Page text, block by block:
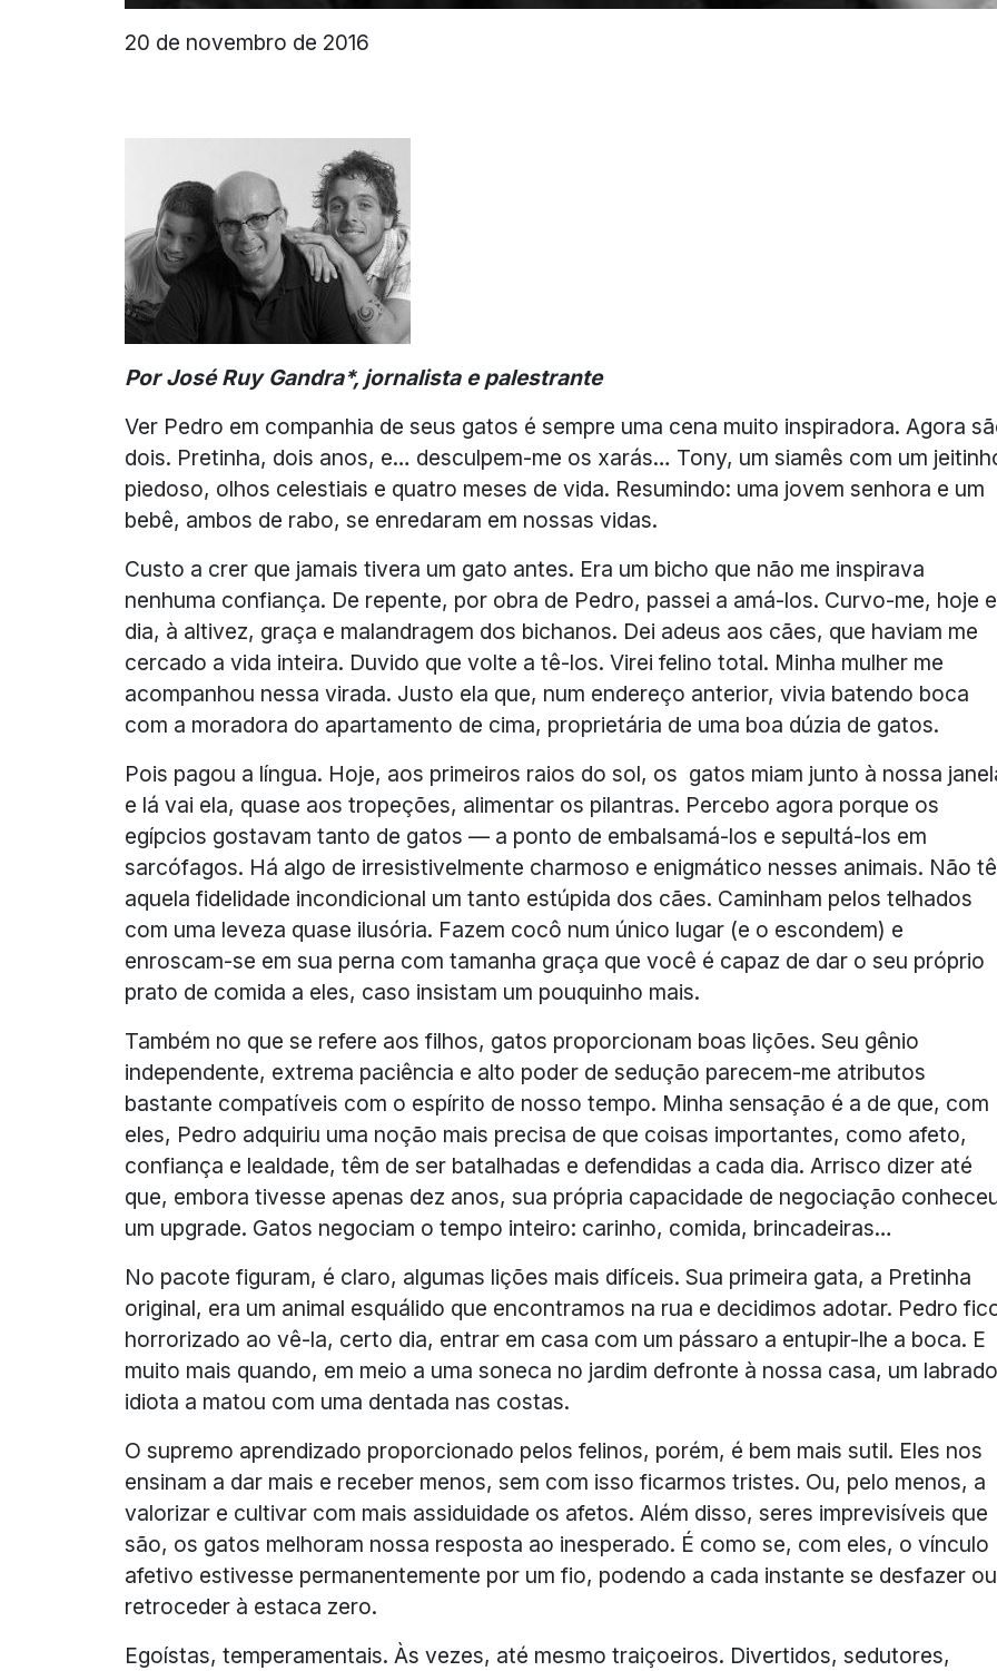
20 de novembro de 2016
Por José Ruy Gandra*, jornalista e palestrante
Ver Pedro em companhia de seus gatos é sempre uma cena muito inspiradora. Agora
dois. Pretinha, dois anos, e… desculpem-me os xarás… Tony, um siamês com um
piedoso, olhos celestiais e quatro meses de vida. Resumindo: uma jovem senhora e um
bebê, ambos de rabo, se enredaram em nossas vidas.
Custo a crer que jamais tivera um gato antes. Era um bicho que não me inspirava
nenhuma confiança. De repente, por obra de Pedro, passei a amá-los. Curvo-me, hoje
dia, à altivez, graça e malandragem dos bichanos. Dei adeus aos cães, que haviam me
cercado a vida inteira. Duvido que volte a tê-los. Virei felino total. Minha mulher me
acompanhou nessa virada. Justo ela que, num endereço anterior, vivia batendo boca
com a moradora do apartamento de cima, proprietária de uma boa dúzia de gatos.
Pois pagou a língua. Hoje, aos primeiros raios do sol, os gatos miam junto à nossa
e lá vai ela, quase aos tropeções, alimentar os pilantras. Percebo agora porque os
egípcios gostavam tanto de gatos — a ponto de embalsamá-los e sepultá-los em
sarcófagos. Há algo de irresistivelmente charmoso e enigmático nesses animais. Não
aquela fidelidade incondicional um tanto estúpida dos cães. Caminham pelos telhados
com uma leveza quase ilusória. Fazem cocô num único lugar (e o escondem) e
enroscam-se em sua perna com tamanha graça que você é capaz de dar o seu próprio
prato de comida a eles, caso insistam um pouquinho mais.
Também no que se refere aos filhos, gatos proporcionam boas lições. Seu gênio
independente, extrema paciência e alto poder de sedução parecem-me atributos
bastante compatíveis com o espírito de nosso tempo. Minha sensação é a de que, com
eles, Pedro adquiriu uma noção mais precisa de que coisas importantes, como afeto,
confiança e lealdade, têm de ser batalhadas e defendidas a cada dia. Arrisco dizer até
que, embora tivesse apenas dez anos, sua própria capacidade de negociação
um upgrade. Gatos negociam o tempo inteiro: carinho, comida, brincadeiras…
No pacote figuram, é claro, algumas lições mais difíceis. Sua primeira gata, a Pretinha
original, era um animal esquálido que encontramos na rua e decidimos adotar. Pedro
horrorizado ao vê-la, certo dia, entrar em casa com um pássaro a entupir-lhe a boca. E
muito mais quando, em meio a uma soneca no jardim defronte à nossa casa, um
idiota a matou com uma dentada nas costas.
O supremo aprendizado proporcionado pelos felinos, porém, é bem mais sutil. Eles nos
ensinam a dar mais e receber menos, sem com isso ficarmos tristes. Ou, pelo menos, a
valorizar e cultivar com mais assiduidade os afetos. Além disso, seres imprevisíveis que
são, os gatos melhoram nossa resposta ao inesperado. É como se, com eles, o vínculo
afetivo estivesse permanentemente por um fio, podendo a cada instante se desfazer ou
retroceder à estaca zero.
Egoístas, temperamentais. Às vezes, até mesmo traiçoeiros. Divertidos, sedutores,